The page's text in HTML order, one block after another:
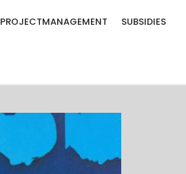
PROJECTMANAGEMENT SUBSIDIES